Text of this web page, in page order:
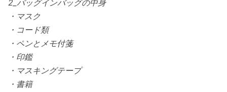
2_バッグインバッグの中身
・マスク
・コード類
・ペンとメモ付箋
・印鑑
・マスキングテープ
・書籍